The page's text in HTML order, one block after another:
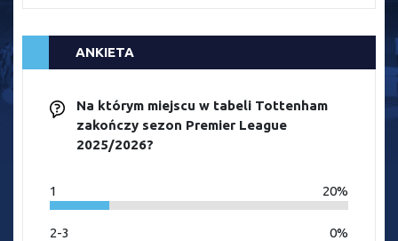
ANKIETA
Na którym miejscu w tabeli Tottenham
zakończy sezon Premier League
2025/2026?
1 20%
2-3 0%